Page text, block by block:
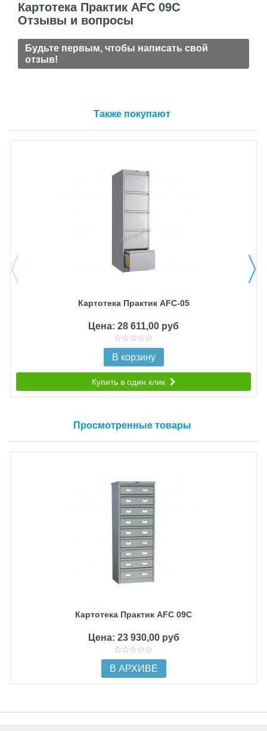
Картотека Практик AFC 09C
Отзывы и вопросы
Будьте первым, чтобы написать свой
отзыв!
Также покупают
Картотека Практик AFC-05
Цена: 28 611,00 руб
В корзину
Купить в один клик
Просмотренные товары
Картотека Практик AFC 09C
Цена: 23 930,00 руб
В АРХИВЕ